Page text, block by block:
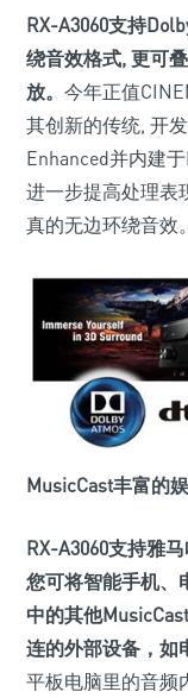
RX-A3060支持
绕音效格式, 更可
放。 今年正值
其创新的传统, 开
Enhanced并内建
进一步提高处理表
真的无边环绕音效。
MusicCast丰富的
RX-A3060支持雅
您可将智能手机、
中的其他
连的外部设备，如
平板电脑里的音频